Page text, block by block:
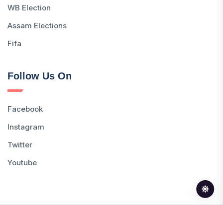
WB Election
Assam Elections
Fifa
Follow Us On
Facebook
Instagram
Twitter
Youtube